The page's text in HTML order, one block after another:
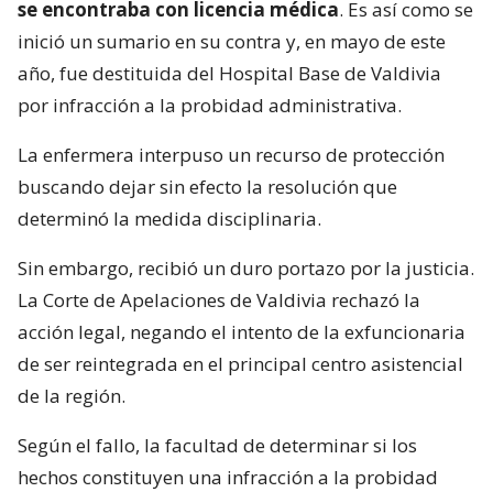
se encontraba con licencia médica. Es así como se
inició un sumario en su contra y, en mayo de este
año, fue destituida del Hospital Base de Valdivia
por infracción a la probidad administrativa.
La enfermera interpuso un recurso de protección
buscando dejar sin efecto la resolución que
determinó la medida disciplinaria.
Sin embargo, recibió un duro portazo por la justicia.
La Corte de Apelaciones de Valdivia rechazó la
acción legal, negando el intento de la exfuncionaria
de ser reintegrada en el principal centro asistencial
de la región.
Según el fallo, la facultad de determinar si los
hechos constituyen una infracción a la probidad